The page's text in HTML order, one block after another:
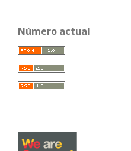
Número actual